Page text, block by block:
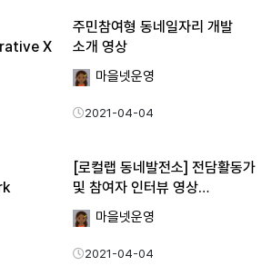
주민참여형 동네일자리 개발
소개 영상
마을넷운영
2021-04-04
X
[로컬랩 동네발전소] 전담활동가
및 참여자 인터뷰 영상…
마을넷운영
2021-04-04